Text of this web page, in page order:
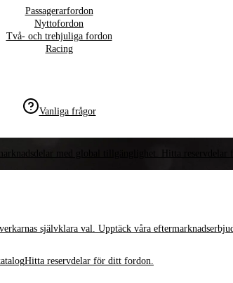
Passagerarfordon
Nyttofordon
Två- och trehjuliga fordon
Racing
Vanliga frågor
med global tillgänglighet. Hitta reservdelar
självklara val. Upptäck våra
Hitta reservdelar för ditt fordon.